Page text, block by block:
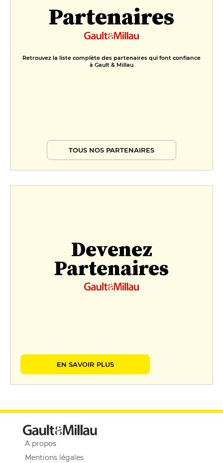
Partenaires
Retrouvez la liste complète des partenaires qui font confiance
à Gault & Millau
TOUS NOS PARTENAIRES
Devenez
Partenaires
EN SAVOIR PLUS
A propos
Mentions légales